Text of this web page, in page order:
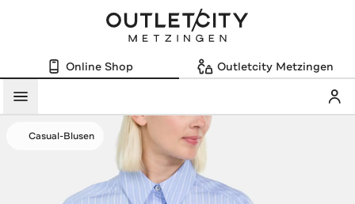
Online Shop Outletcity Metzingen
Menü
Casual-Blusen